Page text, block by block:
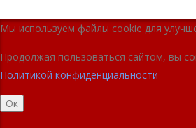
Мы используем файлы cookie для
Продолжая пользоваться сайтом, вы
Политикой конфиденциальности
Ок